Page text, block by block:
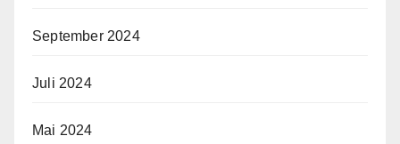
September 2024
Juli 2024
Mai 2024